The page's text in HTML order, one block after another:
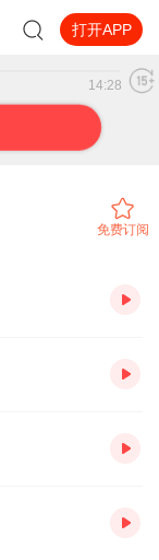
打开APP
14:28
免费订阅